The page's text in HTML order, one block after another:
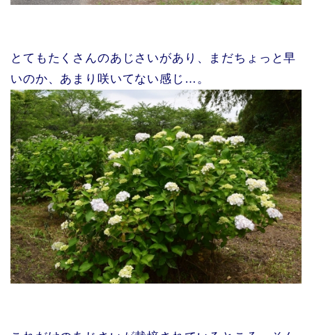
とてもたくさんのあじさいがあり、まだちょっと早
いのか、あまり咲いてない感じ…。